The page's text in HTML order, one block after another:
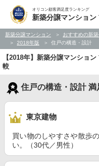
オリコン顧客満足度ランキング
新築分譲マンション
新築分譲マンション
おすすめの新
2018年版
住戸の構造・設計
【2018年】新築分譲マンショ
較
住戸の構造・設計
東京建物
買い物のしやすさや散歩
い。（30代／男性）